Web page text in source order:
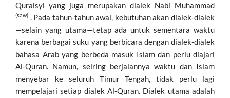
Quraisyi yang juga merupakan dialek Nabi Muhammad
(saw) . Pada tahun-tahun awal, kebutuhan akan dialek-dialek
—selain yang utama—tetap ada untuk sementara waktu
karena berbagai suku yang berbicara dengan dialek-dialek
bahasa Arab yang berbeda masuk Islam dan perlu diajari
Al-Quran. Namun, seiring berjalannya waktu dan Islam
menyebar ke seluruh Timur Tengah, tidak perlu lagi
mempelajari setiap dialek Al-Quran. Dialek utama adalah